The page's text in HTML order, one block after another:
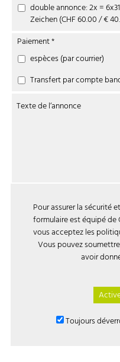
double annonce: 2x =
Zeichen (CHF 60.00 / €
Paiement*
espèces (par courrier)
Transfert par compte
Texte de l‘annonce
Pour assurer la sécurité
formulaire est équipé de
vous acceptez les
Vous pouvez
avoir
Toujours